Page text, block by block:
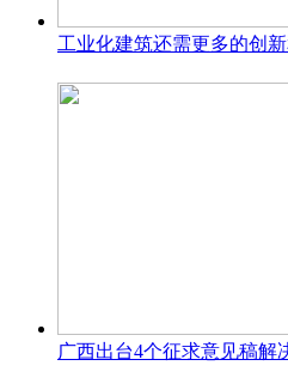
工业化建筑还需更多的创
广西出台4个征求意见稿解